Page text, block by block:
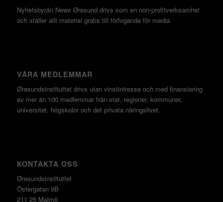
Nyhetsbyrån News Øresund drivs som en non-profitverksamhet
och ställer allt material gratis till förfogande för media.
VÅRA MEDLEMMAR
Øresundsinstituttet drivs utan vinst­intresse och med finansiering
av mer än 100 medlemmar från stat, regioner, kommuner,
universitet, högskolor och det privata näringslivet.
KONTAKTA OSS
Øresundsinstituttet
Östergatan 9B
211 25 Malmö